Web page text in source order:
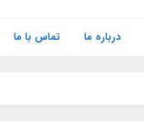
درباره ما تماس با ما